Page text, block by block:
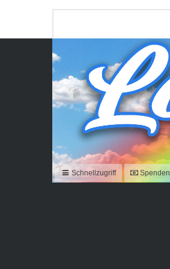
Schnellzugriff Spenden